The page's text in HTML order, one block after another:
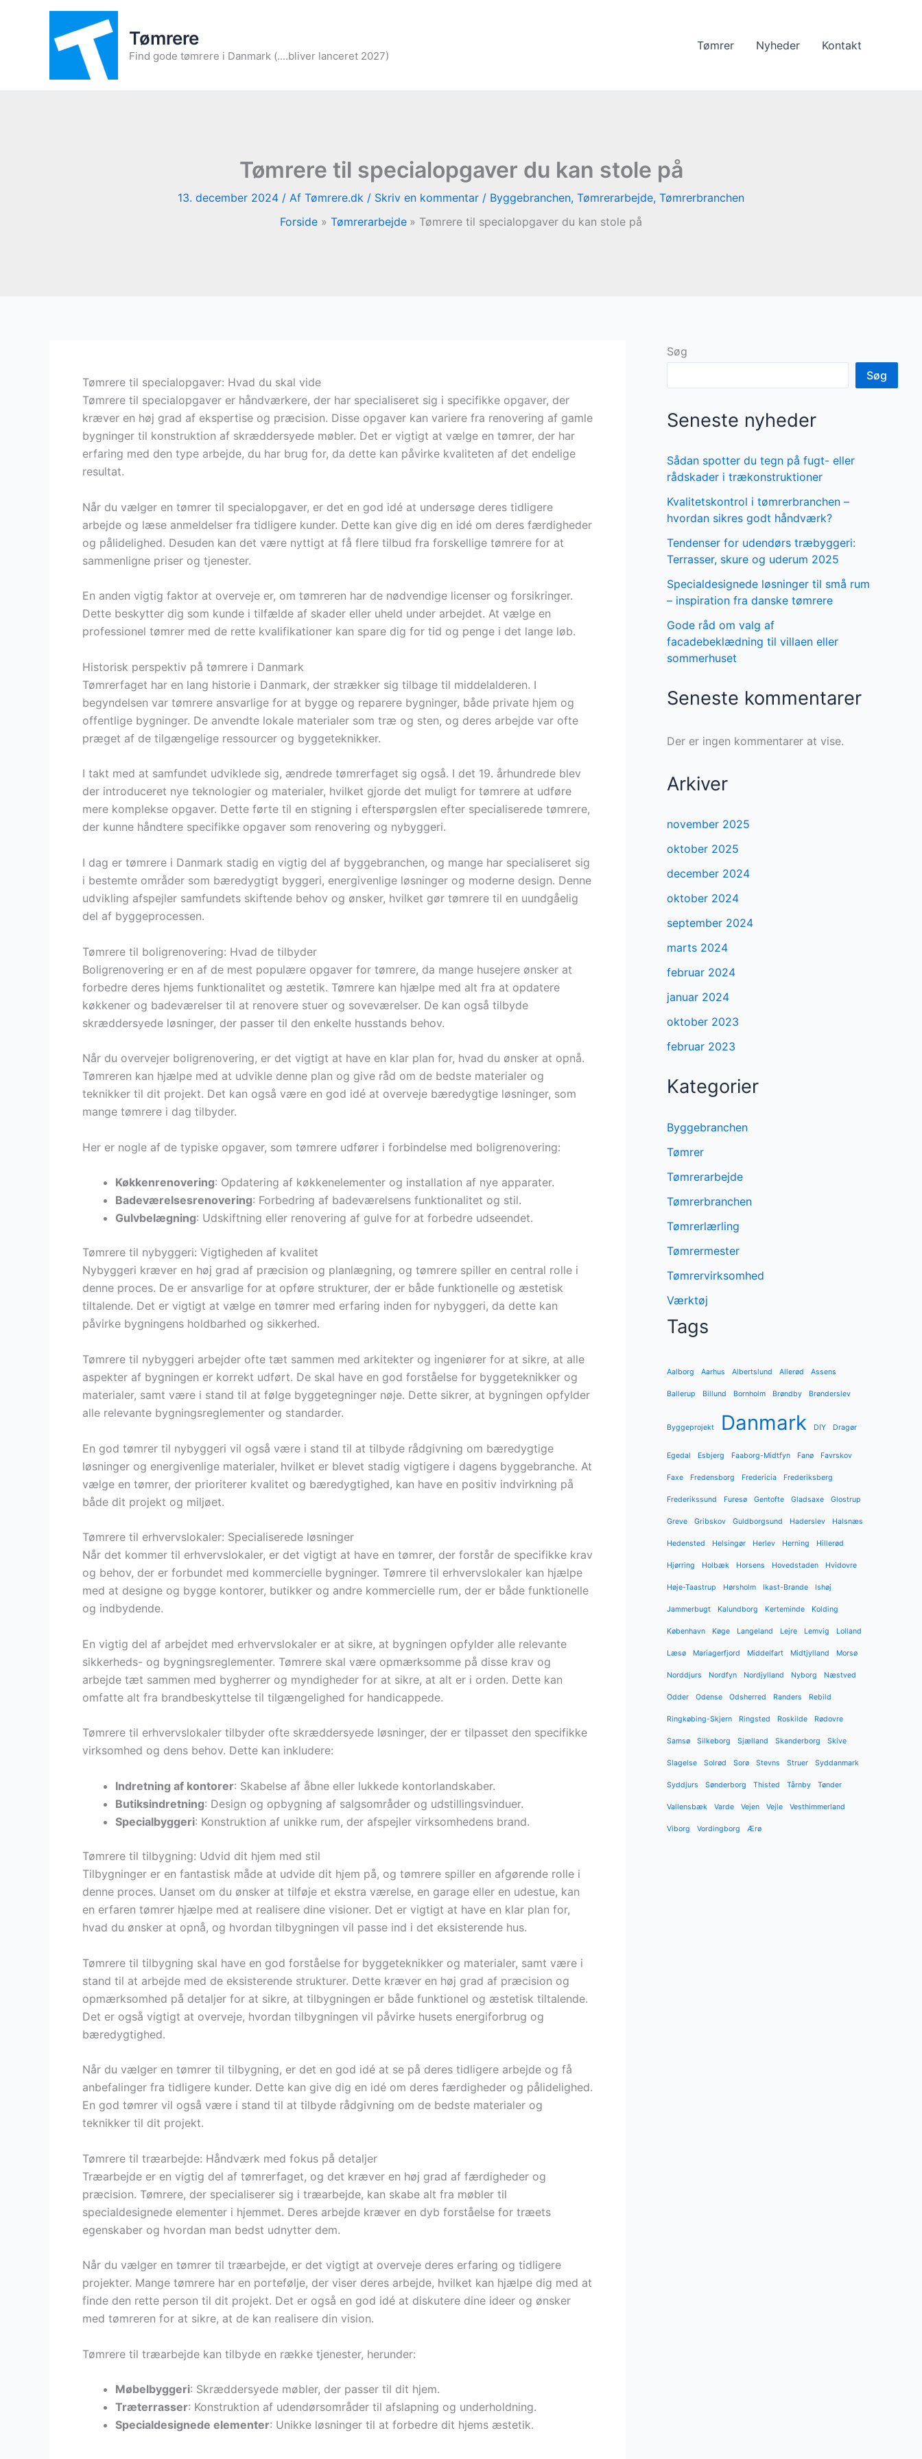
Tømrere
Find gode tømrere i Danmark (....bliver lanceret 2027)
Tømrer Nyheder Kontakt
Tømrere til specialopgaver du kan stole på
13. december 2024 / Af Tømrere.dk / Skriv en kommentar / Byggebranchen, Tømrerarbejde, Tømrerbranchen
Forside
Tømrerarbejde Tømrere til specialopgaver du kan stole på
Tømrere til specialopgaver: Hvad du skal vide
Tømrere til specialopgaver er håndværkere, der har specialiseret sig i specifikke opgaver, der
kræver en høj grad af ekspertise og præcision. Disse opgaver kan variere fra renovering af gamle
bygninger til konstruktion af skræddersyede møbler. Det er vigtigt at vælge en tømrer, der har
erfaring med den type arbejde, du har brug for, da dette kan påvirke kvaliteten af det endelige
resultat.
Når du vælger en tømrer til specialopgaver, er det en god idé at undersøge deres tidligere
arbejde og læse anmeldelser fra tidligere kunder. Dette kan give dig en idé om deres færdigheder
og pålidelighed. Desuden kan det være nyttigt at få flere tilbud fra forskellige tømrere for at
sammenligne priser og tjenester.
En anden vigtig faktor at overveje er, om tømreren har de nødvendige licenser og forsikringer.
Dette beskytter dig som kunde i tilfælde af skader eller uheld under arbejdet. At vælge en
professionel tømrer med de rette kvalifikationer kan spare dig for tid og penge i det lange løb.
Historisk perspektiv på tømrere i Danmark
Tømrerfaget har en lang historie i Danmark, der strækker sig tilbage til middelalderen. I
begyndelsen var tømrere ansvarlige for at bygge og reparere bygninger, både private hjem og
offentlige bygninger. De anvendte lokale materialer som træ og sten, og deres arbejde var ofte
præget af de tilgængelige ressourcer og byggeteknikker.
I takt med at samfundet udviklede sig, ændrede tømrerfaget sig også. I det 19. århundrede blev
der introduceret nye teknologier og materialer, hvilket gjorde det muligt for tømrere at udføre
mere komplekse opgaver. Dette førte til en stigning i efterspørgslen efter specialiserede tømrere,
der kunne håndtere specifikke opgaver som renovering og nybyggeri.
I dag er tømrere i Danmark stadig en vigtig del af byggebranchen, og mange har specialiseret sig
i bestemte områder som bæredygtigt byggeri, energivenlige løsninger og moderne design. Denne
udvikling afspejler samfundets skiftende behov og ønsker, hvilket gør tømrere til en uundgåelig
del af byggeprocessen.
Tømrere til boligrenovering: Hvad de tilbyder
Boligrenovering er en af de mest populære opgaver for tømrere, da mange husejere ønsker at
forbedre deres hjems funktionalitet og æstetik. Tømrere kan hjælpe med alt fra at opdatere
køkkener og badeværelser til at renovere stuer og soveværelser. De kan også tilbyde
skræddersyede løsninger, der passer til den enkelte husstands behov.
Når du overvejer boligrenovering, er det vigtigt at have en klar plan for, hvad du ønsker at opnå.
Tømreren kan hjælpe med at udvikle denne plan og give råd om de bedste materialer og
teknikker til dit projekt. Det kan også være en god idé at overveje bæredygtige løsninger, som
mange tømrere i dag tilbyder.
Her er nogle af de typiske opgaver, som tømrere udfører i forbindelse med boligrenovering:
Køkkenrenovering: Opdatering af køkkenelementer og installation af nye apparater.
Badeværelsesrenovering: Forbedring af badeværelsens funktionalitet og stil.
Gulvbelægning: Udskiftning eller renovering af gulve for at forbedre udseendet.
Tømrere til nybyggeri: Vigtigheden af kvalitet
Nybyggeri kræver en høj grad af præcision og planlægning, og tømrere spiller en central rolle i
denne proces. De er ansvarlige for at opføre strukturer, der er både funktionelle og æstetisk
tiltalende. Det er vigtigt at vælge en tømrer med erfaring inden for nybyggeri, da dette kan
påvirke bygningens holdbarhed og sikkerhed.
Tømrere til nybyggeri arbejder ofte tæt sammen med arkitekter og ingeniører for at sikre, at alle
aspekter af bygningen er korrekt udført. De skal have en god forståelse for byggeteknikker og
materialer, samt være i stand til at følge byggetegninger nøje. Dette sikrer, at bygningen opfylder
alle relevante bygningsreglementer og standarder.
En god tømrer til nybyggeri vil også være i stand til at tilbyde rådgivning om bæredygtige
løsninger og energivenlige materialer, hvilket er blevet stadig vigtigere i dagens byggebranche. At
vælge en tømrer, der prioriterer kvalitet og bæredygtighed, kan have en positiv indvirkning på
både dit projekt og miljøet.
Tømrere til erhvervslokaler: Specialiserede løsninger
Når det kommer til erhvervslokaler, er det vigtigt at have en tømrer, der forstår de specifikke krav
og behov, der er forbundet med kommercielle bygninger. Tømrere til erhvervslokaler kan hjælpe
med at designe og bygge kontorer, butikker og andre kommercielle rum, der er både funktionelle
og indbydende.
En vigtig del af arbejdet med erhvervslokaler er at sikre, at bygningen opfylder alle relevante
sikkerheds- og bygningsreglementer. Tømrere skal være opmærksomme på disse krav og
arbejde tæt sammen med bygherrer og myndigheder for at sikre, at alt er i orden. Dette kan
omfatte alt fra brandbeskyttelse til tilgængelighed for handicappede.
Tømrere til erhvervslokaler tilbyder ofte skræddersyede løsninger, der er tilpasset den specifikke
virksomhed og dens behov. Dette kan inkludere:
Indretning af kontorer: Skabelse af åbne eller lukkede kontorlandskaber.
Butiksindretning: Design og opbygning af salgsområder og udstillingsvinduer.
Specialbyggeri: Konstruktion af unikke rum, der afspejler virksomhedens brand.
Tømrere til tilbygning: Udvid dit hjem med stil
Tilbygninger er en fantastisk måde at udvide dit hjem på, og tømrere spiller en afgørende rolle i
denne proces. Uanset om du ønsker at tilføje et ekstra værelse, en garage eller en udestue, kan
en erfaren tømrer hjælpe med at realisere dine visioner. Det er vigtigt at have en klar plan for,
hvad du ønsker at opnå, og hvordan tilbygningen vil passe ind i det eksisterende hus.
Tømrere til tilbygning skal have en god forståelse for byggeteknikker og materialer, samt være i
stand til at arbejde med de eksisterende strukturer. Dette kræver en høj grad af præcision og
opmærksomhed på detaljer for at sikre, at tilbygningen er både funktionel og æstetisk tiltalende.
Det er også vigtigt at overveje, hvordan tilbygningen vil påvirke husets energiforbrug og
bæredygtighed.
Når du vælger en tømrer til tilbygning, er det en god idé at se på deres tidligere arbejde og få
anbefalinger fra tidligere kunder. Dette kan give dig en idé om deres færdigheder og pålidelighed.
En god tømrer vil også være i stand til at tilbyde rådgivning om de bedste materialer og
teknikker til dit projekt.
Tømrere til træarbejde: Håndværk med fokus på detaljer
Træarbejde er en vigtig del af tømrerfaget, og det kræver en høj grad af færdigheder og
præcision. Tømrere, der specialiserer sig i træarbejde, kan skabe alt fra møbler til
specialdesignede elementer i hjemmet. Deres arbejde kræver en dyb forståelse for træets
egenskaber og hvordan man bedst udnytter dem.
Når du vælger en tømrer til træarbejde, er det vigtigt at overveje deres erfaring og tidligere
projekter. Mange tømrere har en portefølje, der viser deres arbejde, hvilket kan hjælpe dig med at
finde den rette person til dit projekt. Det er også en god idé at diskutere dine ideer og ønsker
med tømreren for at sikre, at de kan realisere din vision.
Tømrere til træarbejde kan tilbyde en række tjenester, herunder:
Møbelbyggeri: Skræddersyede møbler, der passer til dit hjem.
Træterrasser: Konstruktion af udendørsområder til afslapning og underholdning.
Specialdesignede elementer: Unikke løsninger til at forbedre dit hjems æstetik.
Søg
Søg
Seneste nyheder
Sådan spotter du tegn på fugt- eller
rådskader i trækonstruktioner
Kvalitetskontrol i tømrerbranchen –
hvordan sikres godt håndværk?
Tendenser for udendørs træbyggeri:
Terrasser, skure og uderum 2025
Specialdesignede løsninger til små rum
– inspiration fra danske tømrere
Gode råd om valg af
facadebeklædning til villaen eller
sommerhuset
Seneste kommentarer
Der er ingen kommentarer at vise.
Arkiver
november 2025
oktober 2025
december 2024
oktober 2024
september 2024
marts 2024
februar 2024
januar 2024
oktober 2023
februar 2023
Kategorier
Byggebranchen
Tømrer
Tømrerarbejde
Tømrerbranchen
Tømrerlærling
Tømrermester
Tømrervirksomhed
Værktøj
Tags
Aalborg Aarhus Albertslund Allerød Assens
Ballerup Billund Bornholm Brøndby Brønderslev
Byggeprojekt Danmark DIY Dragør
Egedal Esbjerg Faaborg-Midtfyn Fanø Favrskov
Faxe Fredensborg Fredericia Frederiksberg
Frederikssund Furesø Gentofte Gladsaxe Glostrup
Greve Gribskov Guldborgsund Haderslev Halsnæs
Hedensted Helsingør Herlev Herning Hillerød
Hjørring Holbæk Horsens Hovedstaden Hvidovre
Høje-Taastrup Hørsholm Ikast-Brande Ishøj
Jammerbugt Kalundborg Kerteminde Kolding
København Køge Langeland Lejre Lemvig Lolland
Læsø Mariagerfjord Middelfart Midtjylland Morsø
Norddjurs Nordfyn Nordjylland Nyborg Næstved
Odder Odense Odsherred Randers Rebild
Ringkøbing-Skjern Ringsted Roskilde Rødovre
Samsø Silkeborg Sjælland Skanderborg Skive
Slagelse Solrød Sorø Stevns Struer Syddanmark
Syddjurs Sønderborg Thisted Tårnby Tønder
Vallensbæk Varde Vejen Vejle Vesthimmerland
Viborg Vordingborg Ærø